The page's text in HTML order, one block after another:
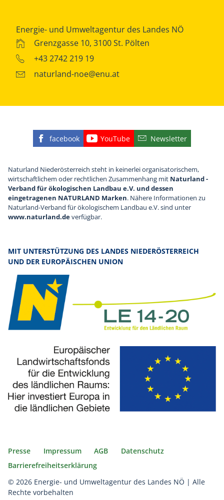
Energie- und Umweltagentur des Landes NÖ
Grenzgasse 10, 3100 St. Pölten
+43 2742 219 19
naturland-noe@enu.at
Finden Sie die eNu auf Facebook
facebook Besuchen Sie den
YouTube Abonnieren Sie
Newsletter
Naturland Niederösterreich steht in keinerlei organisatorischem,
wirtschaftlichem oder rechtlichen Zusammenhang mit Naturland -
Verband für ökologischen Landbau e.V. und dessen
eingetragenen NATURLAND Marken. Nähere Informationen zu
Naturland-Verband für ökologischem Landbau e.V. sind unter
www.naturland.deverfügbar.
MIT UNTERSTÜTZUNG DES LANDES NIEDERÖSTERREICH
UND DER EUROPÄISCHEN UNION
Presse Impressum AGB
Datenschutz
Barrierefreiheitserklärung
© 2026 Energie- und Umweltagentur des Landes NÖ | Alle
Rechte vorbehalten